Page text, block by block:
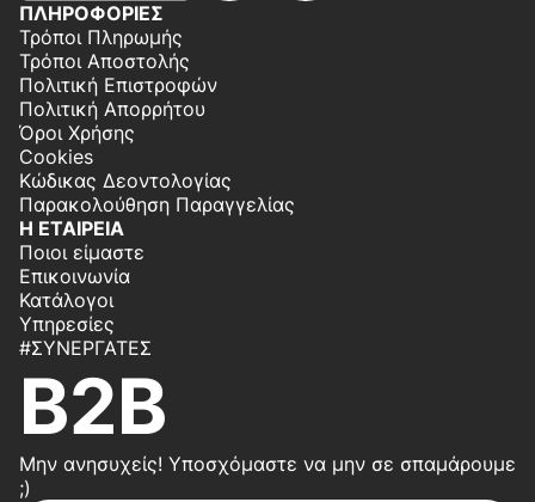
ΠΛΗΡΟΦΟΡΙΕΣ
Τρόποι Πληρωμής
Τρόποι Αποστολής
Πολιτική Επιστροφών
Πολιτική Απορρήτου
Όροι Χρήσης
Cookies
Κώδικας Δεοντολογίας
Παρακολούθηση Παραγγελίας
Η ΕΤΑΙΡΕΙΑ
Ποιοι είμαστε
Επικοινωνία
Κατάλογοι
Υπηρεσίες
#ΣΥΝΕΡΓΆΤΕΣ
B2B
Μην ανησυχείς! Υποσχόμαστε να μην σε σπαμάρουμε
;)